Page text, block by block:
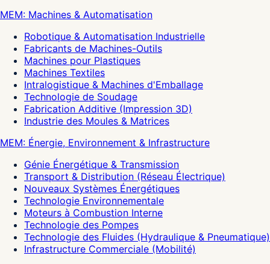
MEM: Machines & Automatisation
Robotique & Automatisation Industrielle
Fabricants de Machines-Outils
Machines pour Plastiques
Machines Textiles
Intralogistique & Machines d'Emballage
Technologie de Soudage
Fabrication Additive (Impression 3D)
Industrie des Moules & Matrices
MEM: Énergie, Environnement & Infrastructure
Génie Énergétique & Transmission
Transport & Distribution (Réseau Électrique)
Nouveaux Systèmes Énergétiques
Technologie Environnementale
Moteurs à Combustion Interne
Technologie des Pompes
Technologie des Fluides (Hydraulique & Pneumatique)
Infrastructure Commerciale (Mobilité)